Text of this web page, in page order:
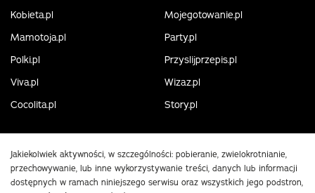
Kobieta.pl
Mojegotowanie.pl
Mamotoja.pl
Party.pl
Polki.pl
Przyslijprzepis.pl
Viva.pl
Wizaz.pl
Cocolita.pl
Story.pl
Jakiekolwiek aktywności, w szczególności: pobieranie, zwielokrotnianie,
przechowywanie, lub inne wykorzystywanie treści, danych lub informacji
dostępnych w ramach niniejszego serwisu oraz wszystkich jego podstron,